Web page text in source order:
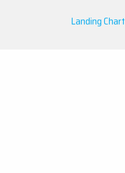
Landing Chart